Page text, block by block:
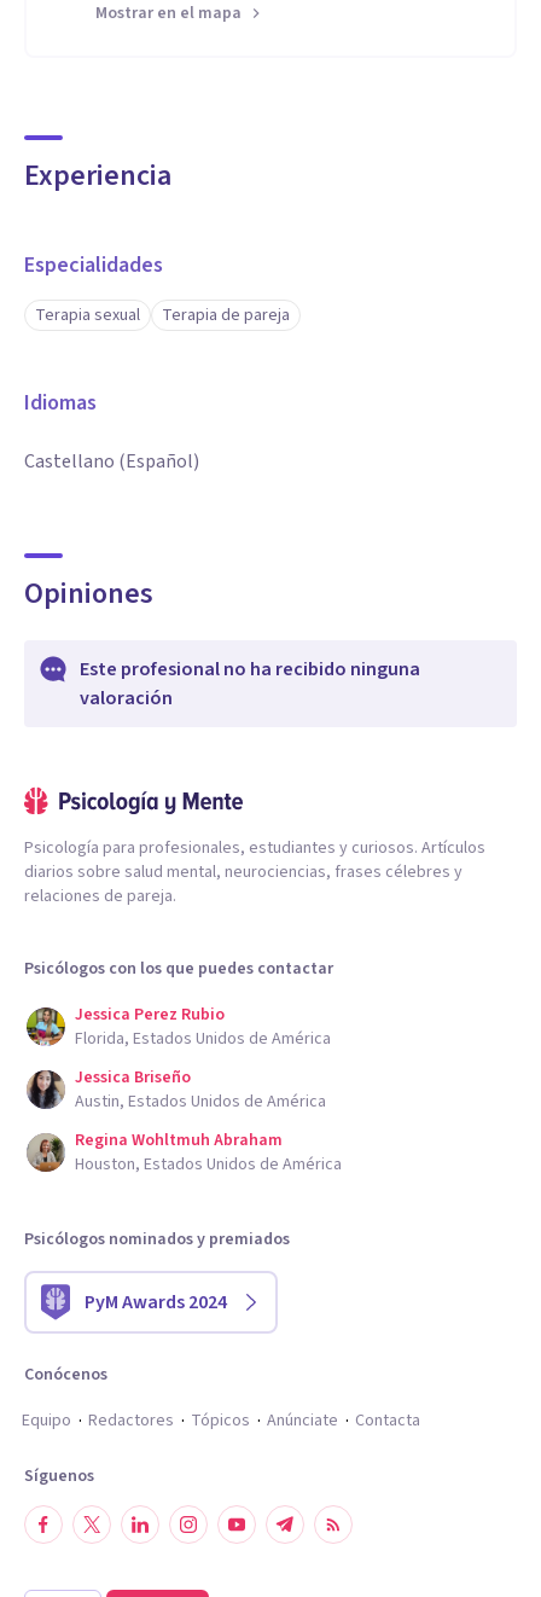
Mostrar en el mapa
Experiencia
Especialidades
Terapia sexual Terapia de pareja
Idiomas
Castellano (Español)
Opiniones
Este profesional no ha recibido ninguna
valoración
Psicología para profesionales, estudiantes y curiosos. Artículos
diarios sobre salud mental, neurociencias, frases célebres y
relaciones de pareja.
Psicólogos con los que puedes contactar
Jessica Perez Rubio
Florida, Estados Unidos de América
Jessica Briseño
Austin, Estados Unidos de América
Regina Wohltmuh Abraham
Houston, Estados Unidos de América
Psicólogos nominados y premiados
PyM Awards 2024
Conócenos
Equipo
Redactores Tópicos Anúnciate Contacta
Síguenos